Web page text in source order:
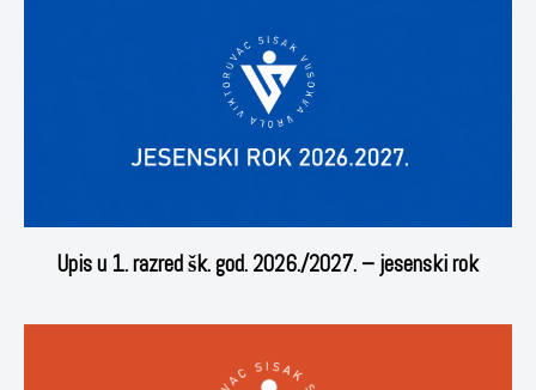
Upis u 1. razred šk. god. 2026./2027. – jesenski rok